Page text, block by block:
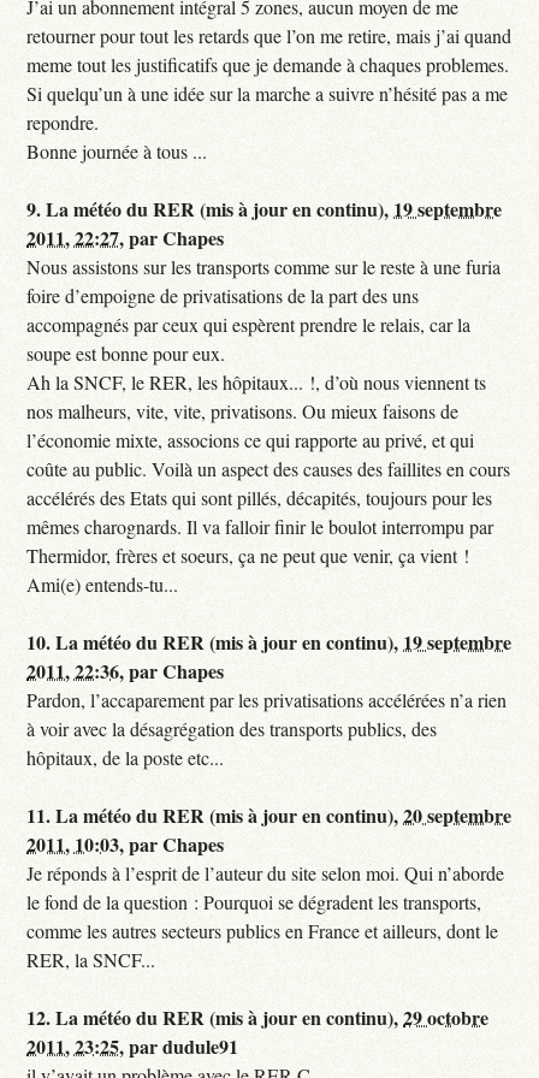
J’ai un abonnement intégral 5 zones, aucun moyen de me
retourner pour tout les retards que l’on me retire, mais j’ai quand
meme tout les justificatifs que je demande à chaques problemes.
Si quelqu’un à une idée sur la marche a suivre n’hésité pas a me
repondre.
Bonne journée à tous ...
9.La météo du RER (mis à jour en continu), 19 septembre
2011, 22:27,parChapes
Nous assistons sur les transports comme sur le reste à une furia
foire d’empoigne de privatisations de la part des uns
accompagnés par ceux qui espèrent prendre le relais, car la
soupe est bonne pour eux.
Ah la SNCF, le RER, les hôpitaux... !, d’où nous viennent ts
nos malheurs, vite, vite, privatisons. Ou mieux faisons de
l’économie mixte, associons ce qui rapporte au privé, et qui
coûte au public. Voilà un aspect des causes des faillites en cours
accélérés des Etats qui sont pillés, décapités, toujours pour les
mêmes charognards. Il va falloir finir le boulot interrompu par
Thermidor, frères et soeurs, ça ne peut que venir, ça vient !
Ami(e) entends-tu...
10.La météo du RER (mis à jour en continu), 19 septembre
2011, 22:36,parChapes
Pardon, l’accaparement par les privatisations accélérées n’a rien
à voir avec la désagrégation des transports publics, des
hôpitaux, de la poste etc...
11.La météo du RER (mis à jour en continu),20 septembre
2011, 10:03,parChapes
Je réponds à l’esprit de l’auteur du site selon moi. Qui n’aborde
le fond de la question : Pourquoi se dégradent les transports,
comme les autres secteurs publics en France et ailleurs, dont le
RER, la SNCF...
12.La météo du RER (mis à jour en continu),29 octobre
2011, 23:25,pardudule91